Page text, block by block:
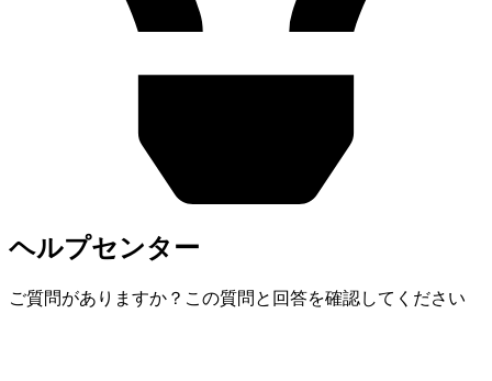
ヘルプセンター
ご質問がありますか？この質問と回答を確認してください